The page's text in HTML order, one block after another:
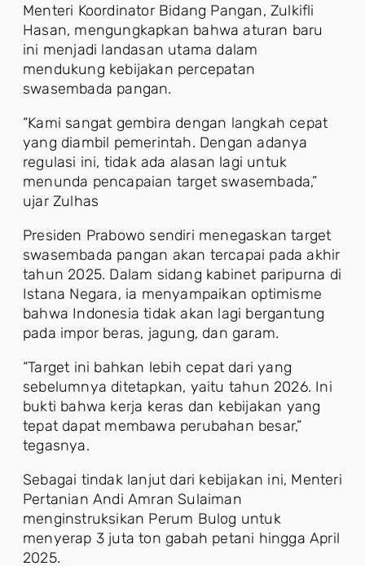
Menteri Koordinator Bidang Pangan, Zulkifli
Hasan, mengungkapkan bahwa aturan baru
ini menjadi landasan utama dalam
mendukung kebijakan percepatan
swasembada pangan.
“Kami sangat gembira dengan langkah cepat
yang diambil pemerintah. Dengan adanya
regulasi ini, tidak ada alasan lagi untuk
menunda pencapaian target swasembada,”
ujar Zulhas
Presiden Prabowo sendiri menegaskan target
swasembada pangan akan tercapai pada akhir
tahun 2025. Dalam sidang kabinet paripurna di
Istana Negara, ia menyampaikan optimisme
bahwa Indonesia tidak akan lagi bergantung
pada impor beras, jagung, dan garam.
“Target ini bahkan lebih cepat dari yang
sebelumnya ditetapkan, yaitu tahun 2026. Ini
bukti bahwa kerja keras dan kebijakan yang
tepat dapat membawa perubahan besar,”
tegasnya.
Sebagai tindak lanjut dari kebijakan ini, Menteri
Pertanian Andi Amran Sulaiman
menginstruksikan Perum Bulog untuk
menyerap 3 juta ton gabah petani hingga April
2025.